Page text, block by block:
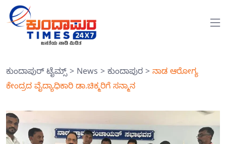
ಕುಂದಾಪುರ್ ಟೈಮ್ಸ್> News > ಕುಂದಾಪುರ > ನಾಡ ಆರೋಗ್ಯ
ಕೇಂದ್ರದ ವೈದ್ಯಾಧಿಕಾರಿ ಡಾ.ಚಿಕ್ಮರಿಗೆ ಸನ್ಮಾನ